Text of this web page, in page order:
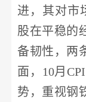
进，其对市
股在平稳的
备韧性，两
面，10月
势，重视钢